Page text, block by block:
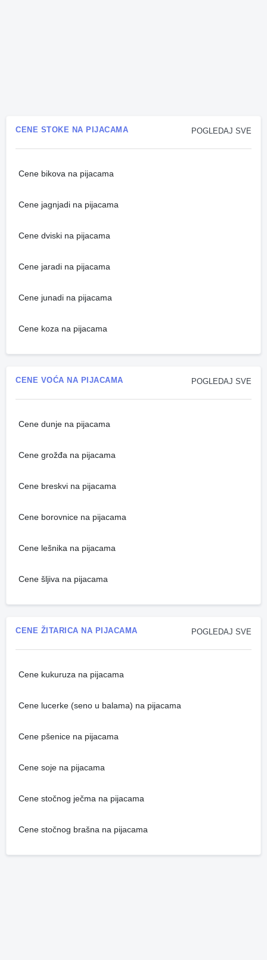
POGLEDAJ SVE
CENE STOKE NA PIJACAMA
Cene bikova na pijacama
Cene jagnjadi na pijacama
Cene dviski na pijacama
Cene jaradi na pijacama
Cene junadi na pijacama
Cene koza na pijacama
POGLEDAJ SVE
CENE VOĆA NA PIJACAMA
Cene dunje na pijacama
Cene grožđa na pijacama
Cene breskvi na pijacama
Cene borovnice na pijacama
Cene lešnika na pijacama
Cene šljiva na pijacama
POGLEDAJ SVE
CENE ŽITARICA NA PIJACAMA
Cene kukuruza na pijacama
Cene lucerke (seno u balama) na pijacama
Cene pšenice na pijacama
Cene soje na pijacama
Cene stočnog ječma na pijacama
Cene stočnog brašna na pijacama